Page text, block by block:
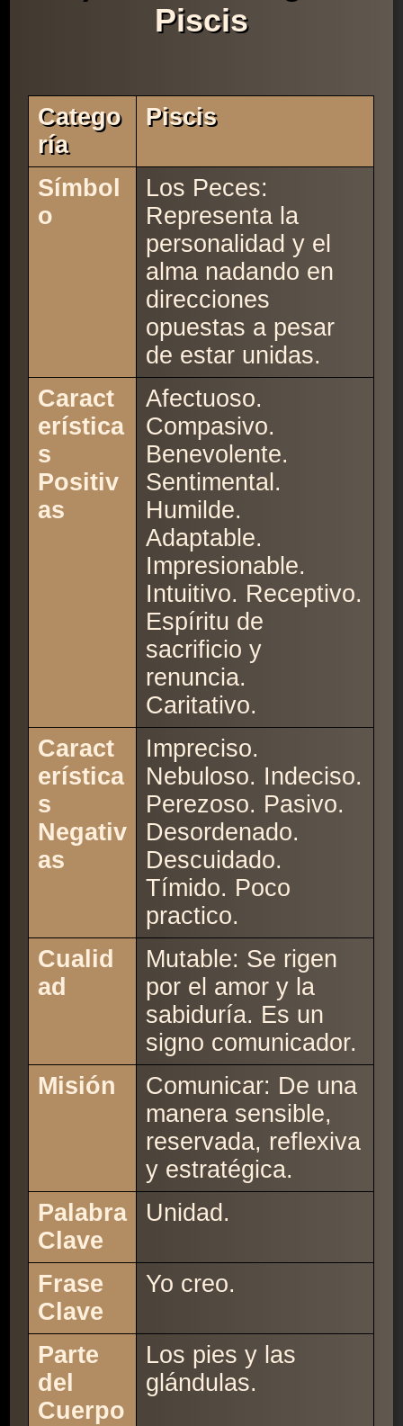
Piscis
Catego
Ría
Piscis
Símbol
o
Los Peces:
Representa la
personalidad y el
alma nadando en
direcciones
opuestas a pesar
de estar unidas.
Caract
erística
s
Positiv
as
Afectuoso.
Compasivo.
Benevolente.
Sentimental.
Humilde.
Adaptable.
Impresionable.
Intuitivo. Receptivo.
Espíritu de
sacrificio y
renuncia.
Caritativo.
Caract
erística
s
Negativ
as
Impreciso.
Nebuloso. Indeciso.
Perezoso. Pasivo.
Desordenado.
Descuidado.
Tímido. Poco
practico.
Cualid
ad
Mutable: Se rigen
por el amor y la
sabiduría. Es un
signo comunicador.
Misión
Comunicar: De una
manera sensible,
reservada, reflexiva
y estratégica.
Palabra
Clave
Unidad.
Frase
Clave
Yo creo.
Parte
del
Cuerpo
Los pies y las
glándulas.